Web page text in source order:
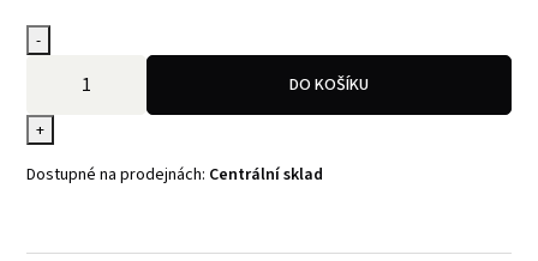
-
+
DO KOŠÍKU
Dostupné na prodejnách: Centrální sklad